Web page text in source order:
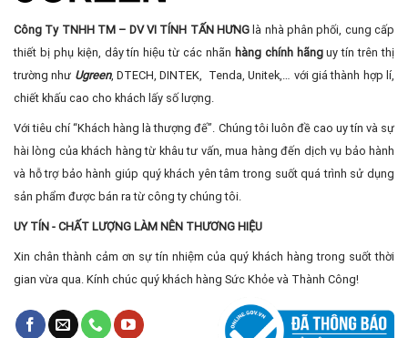
Công Ty TNHH TM – DV VI TÍNH TẤN HƯNG là nhà phân phối, cung cấp
thiết bị phụ kiện, dây tín hiệu từ các nhãn hàng chính hãnguy tín trên thị
trường như Ugreen, DTECH, DINTEK, Tenda, Unitek,… với giá thành hợp lí,
chiết khấu cao cho khách lấy số lượng.
Với tiêu chí “Khách hàng là thượng đế”. Chúng tôi luôn đề cao uy tín và sự
hài lòng của khách hàng từ khâu tư vấn, mua hàng đến dịch vụ bảo hành
và hỗ trợ bảo hành giúp quý khách yên tâm trong suốt quá trình sử dụng
sản phẩm được bán ra từ công ty chúng tôi.
UY TÍN - CHẤT LƯỢNG LÀM NÊN THƯƠNG HIỆU
Xin chân thành cảm ơn sự tín nhiệm của quý khách hàng trong suốt thời
gian vừa qua. Kính chúc quý khách hàng Sức Khỏe và Thành Công!